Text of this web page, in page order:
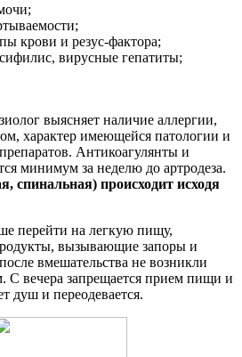
крови и резус-фактора;
вирусные гепатиты;
выясняет наличие аллергии,
характер имеющейся патологии и
Антикоагулянты и
минимум за неделю до артродеза.
спинальная) происходит исходя
перейти на легкую пищу,
вызывающие запоры и
вмешательства не возникли
С вечера запрещается прием пищи и
душ и переодевается.